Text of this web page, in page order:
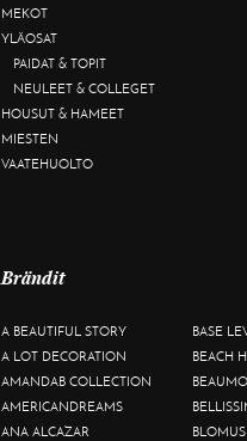
MEKOT
YLÄOSAT
PAIDAT & TOPIT
NEULEET & COLLEGET
HOUSUT & HAMEET
MIESTEN
VAATEHUOLTO
Brändit
A BEAUTIFUL STORY
A LOT DECORATION
AMANDAB COLLECTION
AMERICANDREAMS
ANA ALCAZAR
BASE
BEACH
BLOMUS